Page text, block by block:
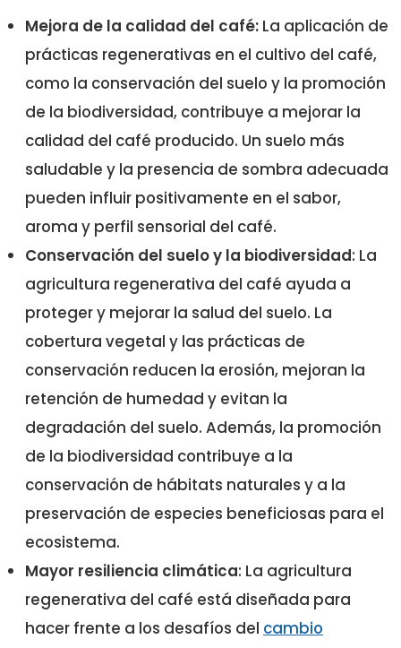
Mejora de la calidad del café: La aplicación de
prácticas regenerativas en el cultivo del café,
como la conservación del suelo y la promoción
de la biodiversidad, contribuye a mejorar la
calidad del café producido. Un suelo más
saludable y la presencia de sombra adecuada
pueden influir positivamente en el sabor,
aroma y perfil sensorial del café.
Conservación del suelo y la biodiversidad: La
agricultura regenerativa del café ayuda a
proteger y mejorar la salud del suelo. La
cobertura vegetal y las prácticas de
conservación reducen la erosión, mejoran la
retención de humedad y evitan la
degradación del suelo. Además, la promoción
de la biodiversidad contribuye a la
conservación de hábitats naturales y a la
preservación de especies beneficiosas para el
ecosistema.
Mayor resiliencia climática: La agricultura
regenerativa del café está diseñada para
hacer frente a los desafíos del cambio